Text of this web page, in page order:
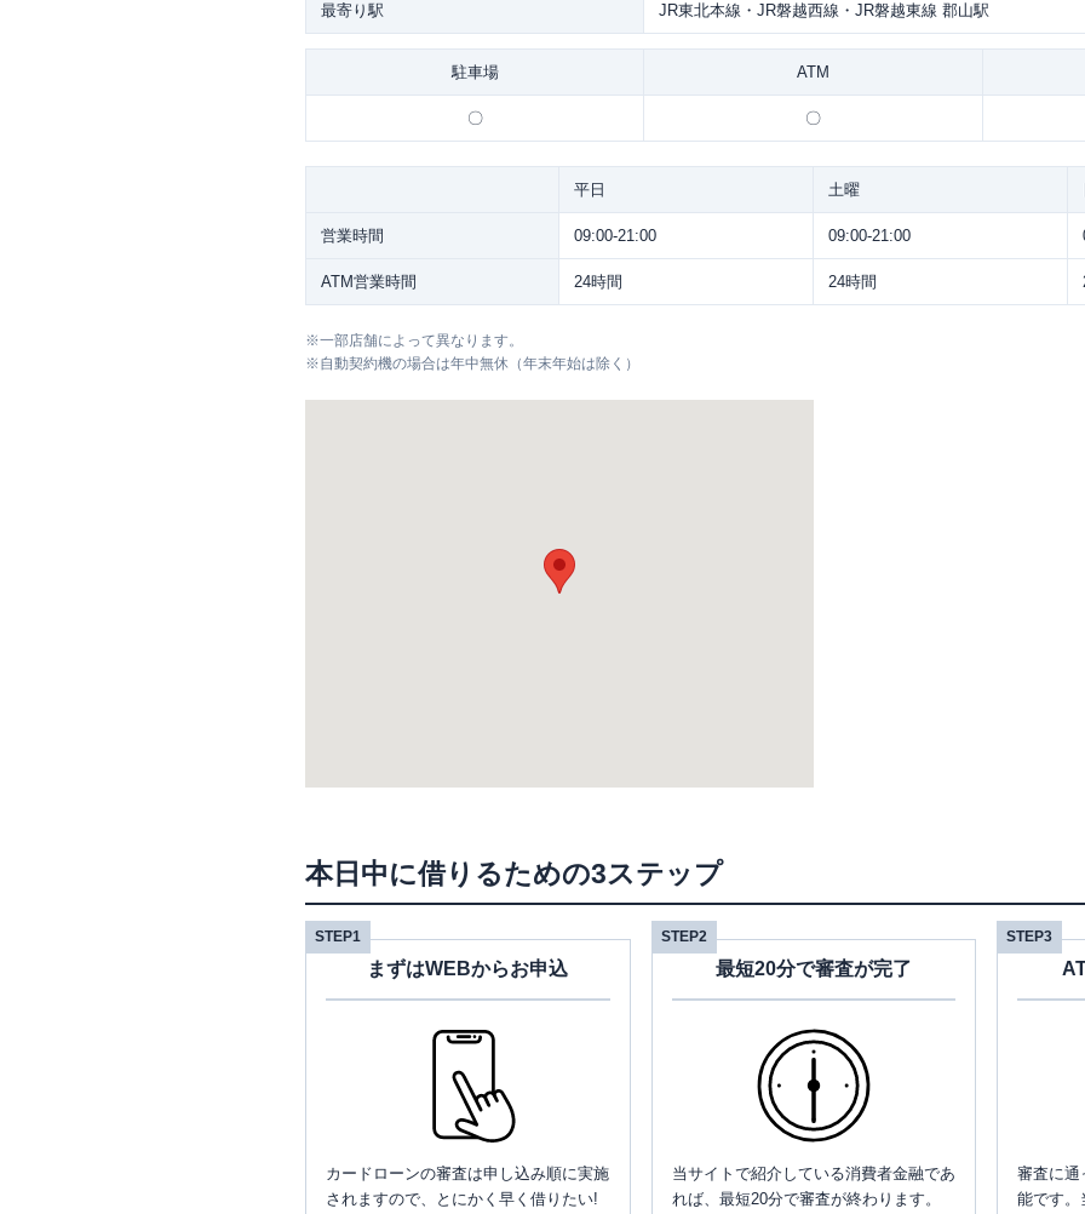
最寄り駅 JR東北本線・JR磐越西線・JR磐越東線 郡山駅
駐車場 ATM
〇 〇
平日 土曜
営業時間 09:00-21:00 09:00-21:00
ATM営業時間 24時間 24時間
※一部店舗によって異なります。
※自動契約機の場合は年中無休（年末年始は除く）
本日中に借りるための3ステップ
STEP1
まずはWEBからお申込
カードローンの審査は申し込み順に実施
されますので、とにかく早く借りたい!
STEP2
最短20分で審査が完了
当サイトで紹介している消費者金融であ
れば、最短20分で審査が終わります。
STEP3
審査に通
能です。